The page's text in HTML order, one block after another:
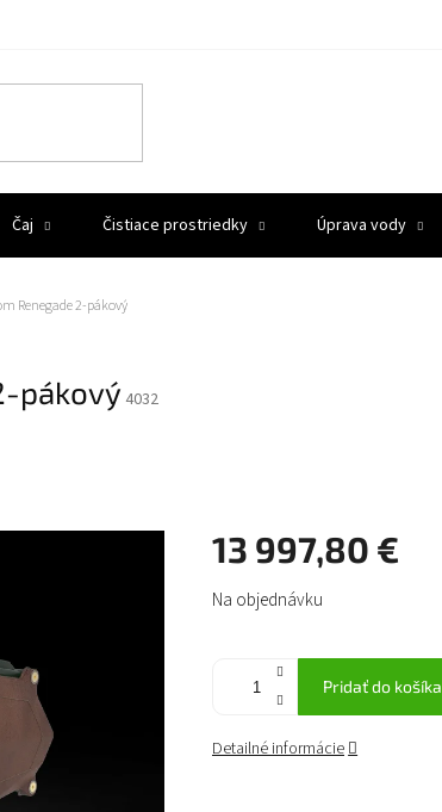
Čaj Čistiace prostriedky Úprava vody
Renegade 2-pákový
pákový 4032
13 997,80 €
Jednotková
cena:
Na objednávku
Pridať do košíka
Detailné informácie